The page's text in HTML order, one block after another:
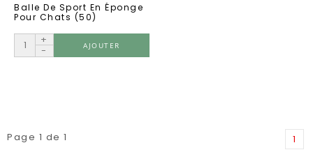
Balle De Sport En Éponge
Pour Chats (50)
+
-
AJOUTER
Page 1 de 1 1